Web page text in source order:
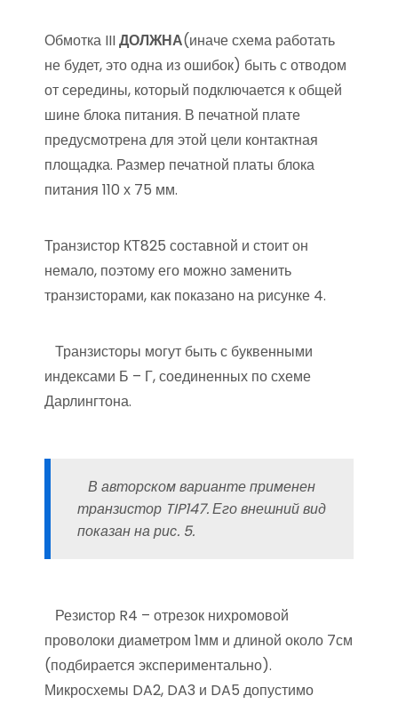
Обмотка IIIДОЛЖНА(иначе схема работать
не будет, это одна из ошибок) быть с отводом
от середины, который подключается к общей
шине блока питания. В печатной плате
предусмотрена для этой цели контактная
площадка. Размер печатной платы блока
питания 110 х 75 мм.
Транзистор КТ825 составной и стоит он
немало, поэтому его можно заменить
транзисторами, как показано на рисунке 4.
Транзисторы могут быть с буквенными
индексами Б – Г, соединенных по схеме
Дарлингтона.
В авторском варианте применен
транзистор TIP147. Его внешний вид
показан на рис. 5.
Резистор R4 – отрезок нихромовой
проволоки диаметром 1мм и длиной около 7см
(подбирается экспериментально).
Микросхемы DA2, DA3 и DA5 допустимо